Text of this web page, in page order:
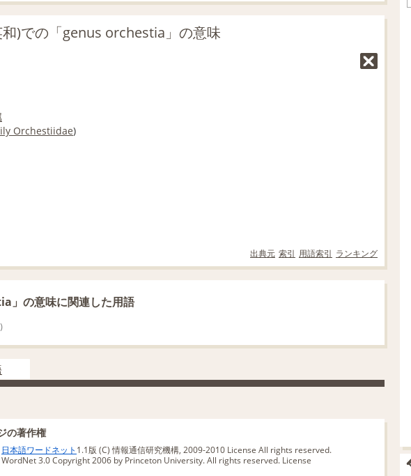
)での「genus orchestia」の意味
Orchestiidae)
出典元 索引 用語索引 ランキング
」の意味に関連した用語
の著作権
日本語ワードネット 1.1版 (C) 情報通信研究機構, 2009-2010 License All rights reserved.
WordNet 3.0 Copyright 2006 by Princeton University. All rights reserved. License